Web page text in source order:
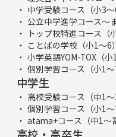
中学受験コース（小3～
公立中学進学コース～
トップ校特進コース（
ことばの学校（小1～6）
小学英語YOM-TOX（小1
個別学習コース（小1～
中学生
高校受験コース（中1～
個別学習コース（小1～
atama+コース（中1～